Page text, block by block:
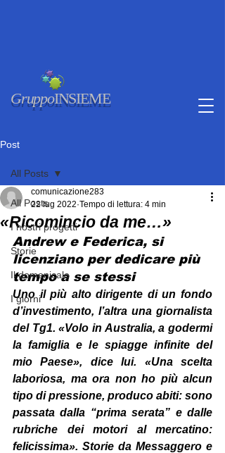
GruppoINSIEME
Post
All Posts
I nostri progetti
Storie
Il domenicale
I giorni
All Posts
«Ricomincio da me…»
comunicazione283
22 lug 2022 Tempo di lettura: 4 min
Andrew e Federica, si
licenziano per dedicare più
tempo a se stessi
Uno il più alto dirigente di un fondo
d’investimento, l’altra una giornalista
del Tg1. «Volo in Australia, a godermi
la famiglia e le spiagge infinite del
mio Paese», dice lui. «Una scelta
laboriosa, ma ora non ho più alcun
tipo di pressione, produco abiti: sono
passata dalla “prima serata” e dalle
rubriche dei motori al mercatino:
felicissima». Storie da Messaggero e